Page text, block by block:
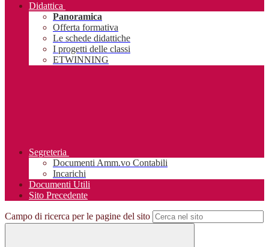
Didattica
Panoramica
Offerta formativa
Le schede didattiche
I progetti delle classi
ETWINNING
Segreteria
Documenti Amm.vo Contabili
Incarichi
Documenti Utili
Sito Precedente
Campo di ricerca per le pagine del sito